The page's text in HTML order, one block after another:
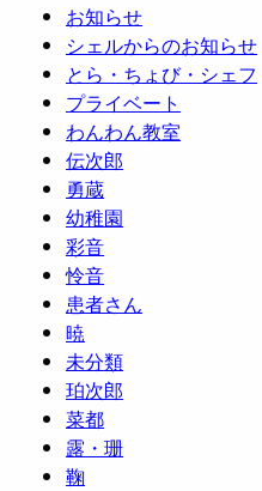
お知らせ
シェルからのお知らせ
とら・ちょび・シェフ
プライベート
わんわん教室
伝次郎
勇蔵
幼稚園
彩音
怜音
患者さん
暁
未分類
珀次郎
菜都
露・珊
鞠